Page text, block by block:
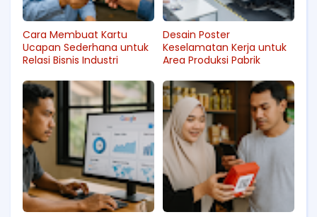
Cara Membuat Kartu
Ucapan Sederhana untuk
Relasi Bisnis Industri
Desain Poster
Keselamatan Kerja untuk
Area Produksi Pabrik